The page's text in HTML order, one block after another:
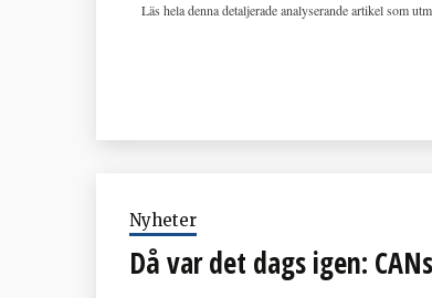
Läs hela denna detaljerade analyserande artikel som
Nyheter
Då var det dags igen: